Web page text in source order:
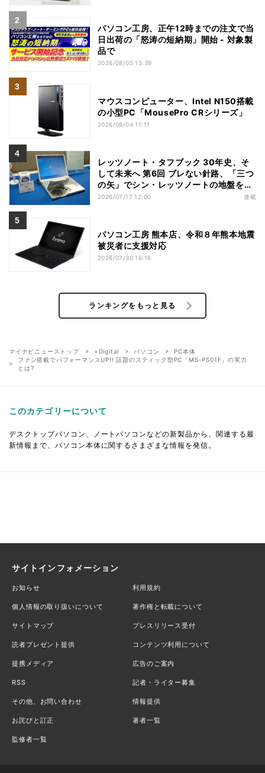
パソコン工房、正午12時までの注文で当
日出荷の「怒涛の短納期」開始 - 対象製
品で
2026/08/05 15:39
マウスコンピューター、Intel N150搭載
の小型PC「MousePro CRシリーズ」
2026/08/04 11:11
レッツノート・タフブック 30年史、そ
して未来へ 第6回 ブレない針路、「三つ
の矢」でシン・レッツノートの地盤を築
く
2026/07/17 12:00 連載
パソコン工房 熊本店、令和８年熊本地震
被災者に支援対応
2026/07/30 16:16
ランキングをもっと見る
マイナビニューストップ +Digital パソコン
PC本体
ファン搭載でパフォーマンスUP!! 話題のスティック型PC「MS-PS01F」の実力
とは?
このカテゴリーについて
デスクトップパソコン、ノートパソコンなどの新製品から、関連する最
新情報まで、パソコン本体に関するさまざまな情報を発信。
サイトインフォメーション
お知らせ 利用規約
個人情報の取り扱いについて 著作権と転載について
サイトマップ プレスリリース受付
読者プレゼント提供 コンテンツ利用について
提携メディア 広告のご案内
RSS 記者・ライター募集
その他、お問い合わせ 情報提供
お詫びと訂正 著者一覧
監修者一覧